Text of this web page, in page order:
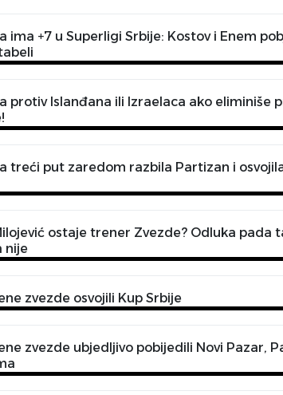
ima +7 u Superligi Srbije: Kostov i Enem
protiv Islanđana ili Izraelaca ako eliminiše
treći put zaredom razbila Partizan i
ostaje trener Zvezde? Odluka pada
nije
zvezde osvojili Kup Srbije
zvezde ubjedljivo pobijedili Novi Pazar,